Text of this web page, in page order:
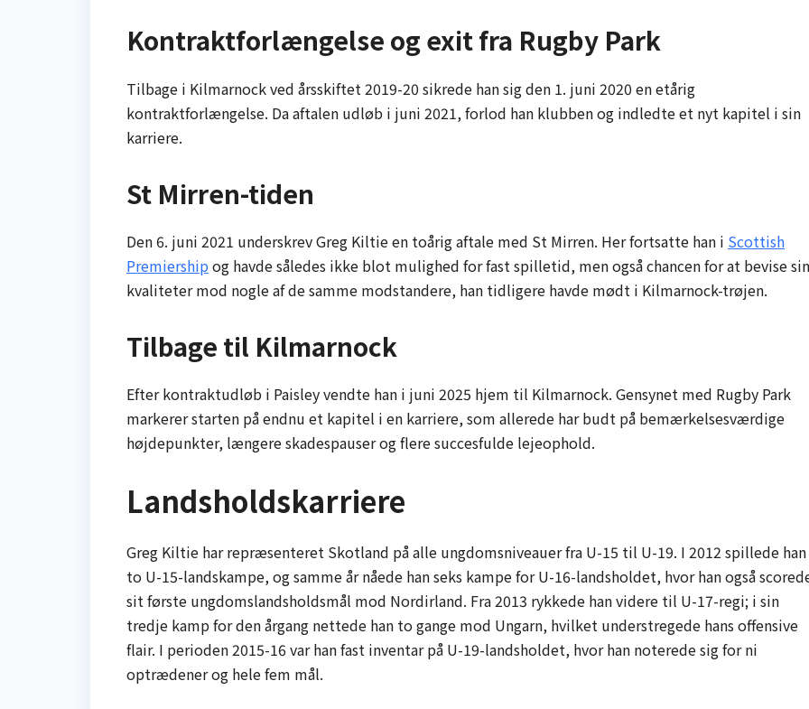
Kontraktforlængelse og exit fra Rugby Park
Tilbage i Kilmarnock ved årsskiftet 2019-20 sikrede han sig den 1. juni 2020 en etårig
kontraktforlængelse. Da aftalen udløb i juni 2021, forlod han klubben og indledte et nyt kapitel i sin
karriere.
St Mirren-tiden
Den 6. juni 2021 underskrev Greg Kiltie en toårig aftale med St Mirren. Her fortsatte han i Scottish
Premiershipog havde således ikke blot mulighed for fast spilletid, men også chancen for at bevise
kvaliteter mod nogle af de samme modstandere, han tidligere havde mødt i Kilmarnock-trøjen.
Tilbage til Kilmarnock
Efter kontraktudløb i Paisley vendte han i juni 2025 hjem til Kilmarnock. Gensynet med Rugby Park
markerer starten på endnu et kapitel i en karriere, som allerede har budt på bemærkelsesværdige
højdepunkter, længere skadespauser og flere succesfulde lejeophold.
Landsholdskarriere
Greg Kiltie har repræsenteret Skotland på alle ungdomsniveauer fra U-15 til U-19. I 2012 spillede han
to U-15-landskampe, og samme år nåede han seks kampe for U-16-landsholdet, hvor han også
sit første ungdoms­landsholdsmål mod Nordirland. Fra 2013 rykkede han videre til U-17-regi; i sin
tredje kamp for den årgang nettede han to gange mod Ungarn, hvilket understregede hans offensive
flair. I perioden 2015-16 var han fast inventar på U-19-landsholdet, hvor han noterede sig for ni
optrædener og hele fem mål.